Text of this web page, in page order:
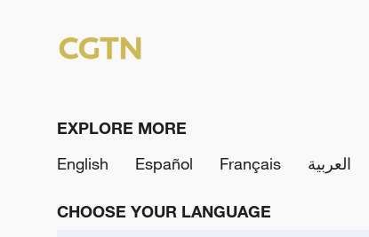
EXPLORE MORE
English
Español Français العربية
CHOOSE YOUR LANGUAGE